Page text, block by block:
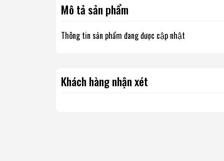
Mô tả sản phẩm
Thông tin sản phẩm đang được cập nhật
Khách hàng nhận xét